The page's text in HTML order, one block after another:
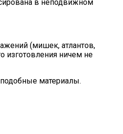
в неподвижном
(мишек, атлантов,
изготовления ничем не
материалы.